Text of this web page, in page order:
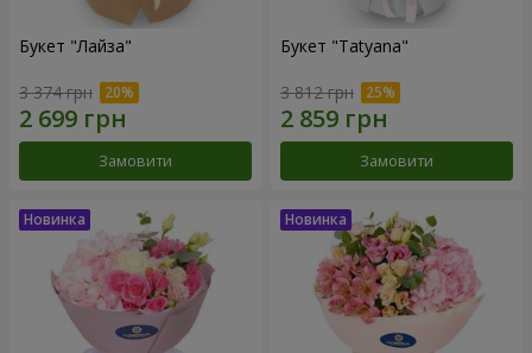
Букет "Лайза"
3 374 грн
Замовити
Букет "Tatyana"
3 812 грн
Замовити